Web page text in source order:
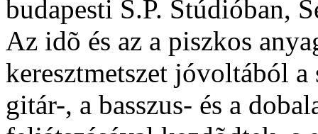
budapesti S.P. Stúdióban,
Az idõ és az a piszkos
keresztmetszet jóvoltából
gitár-, a basszus- és a